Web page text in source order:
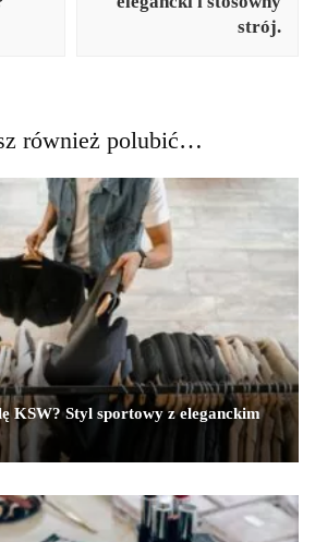
strój.
również polubić…
KSW? Styl sportowy z eleganckim